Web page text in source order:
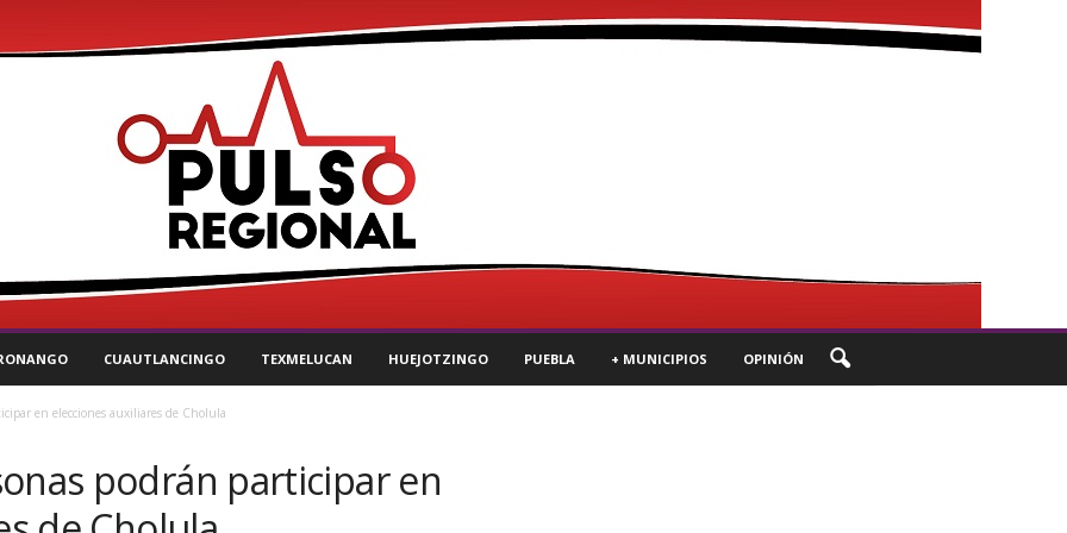
CUAUTLANCINGO TEXMELUCAN HUEJOTZINGO PUEBLA + MUNICIPIOS OPINIÓN
en elecciones auxiliares de Cholula
podrán participar en